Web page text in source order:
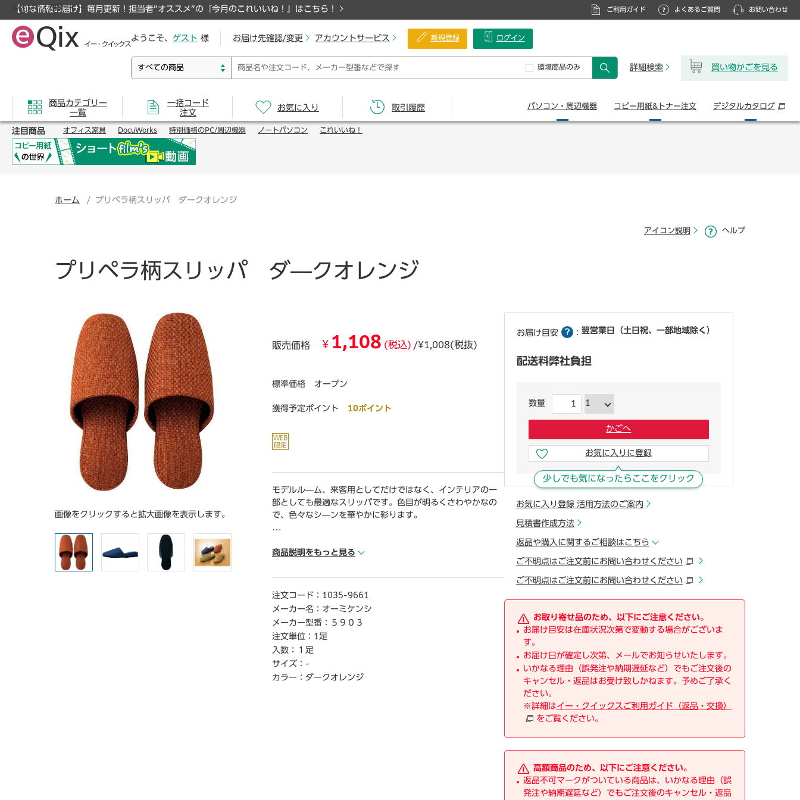
【旬な情報お届け】毎月更新！担当者”オススメ”の『今月のこれいいね！』はこちら！ ご利用ガイド よくあるご質問 お問い合わせ
のオフィス通販サイト
ようこそ、 ゲスト 様 お届け先確認/変更 アカウントサービス 新規登録 ログイン
環境商品のみ
検索
詳細検索 買い物かごを見る
商品カテゴリー
一覧
一括コード
注文
お気に入り 取引履歴 パソコン・ 周辺機器 コピー用紙& トナー注文 デジタルカタログ
注目商品 オフィス家具 DocuWorks 特別価格のPC/周辺機器 ノートパソコン これいいね！
ホーム プリペラ柄スリッパ ダークオレンジ
アイコン説明 ヘルプ
プリペラ柄スリッパ ダ―クオレンジ
画像をクリックすると拡大画像を表示します。
販売価格 ¥ 1,108 (税込) /¥1,008(税抜)
標準価格 オープン
獲得予定ポイント 10ポイント
モデルル―ム、来客用としてだけではなく、インテリアの一
部としても最適なスリッパです。色目が明るくさわやかなの
で、色々なシ―ンを華やかに彩ります。
● 底寸／約26.5cm
● カラ―／ダ―クオレンジ
● 材質／甲、中敷き：ポリエステル100%、底面：PVC（全
面滑り止め付）
商品説明をもっと見る
注文コード： 1035-9661
メーカー名： オーミケンシ
メーカー型番：
５９０３
注文単位： 1足
入数：
１足
サイズ： -
カラー： ダークオレンジ
お届け目安 ： 翌営業日（土日祝、一部地域除く）
配送料弊社負担
数量
かごへ
お気に入りに登録
少しでも気になったらここをクリック
お気に入り登録 活用方法のご案内
見積書作成方法
返品や購入に関するご相談はこちら
ご不明点はご注文前にお問い合わせください
ご不明点はご注文前にお問い合わせください
お取り寄せ品のため、以下にご注意ください。
お届け目安は在庫状況次第で変動する場合がございま
す。
お届け日が確定し次第、メールでお知らせいたします。
いかなる理由（誤発注や納期遅延など）でもご注文後の
キャンセル・返品はお受け致しかねます。予めご了承く
ださい。
※詳細はイー・クイックスご利用ガイド（返品・交換）
をご覧ください。
高額商品のため、以下にご注意ください。
返品不可マークがついている商品は、いかなる理由（誤
発注や納期遅延など）でもご注文後のキャンセル・返品